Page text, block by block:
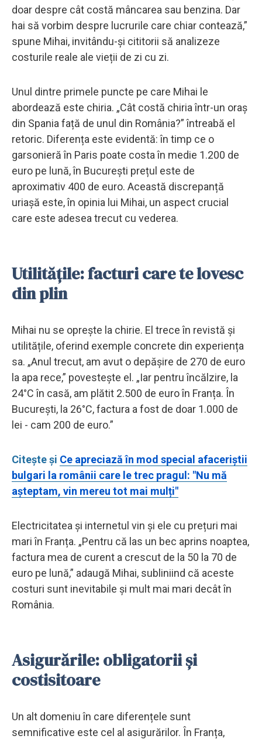
doar despre cât costă mâncarea sau benzina. Dar
hai să vorbim despre lucrurile care chiar contează,”
spune Mihai, invitându-și cititorii să analizeze
costurile reale ale vieții de zi cu zi.
Unul dintre primele puncte pe care Mihai le
abordează este chiria. „Cât costă chiria într-un oraș
din Spania față de unul din România?” întreabă el
retoric. Diferența este evidentă: în timp ce o
garsonieră în Paris poate costa în medie 1.200 de
euro pe lună, în București prețul este de
aproximativ 400 de euro. Această discrepanță
uriașă este, în opinia lui Mihai, un aspect crucial
care este adesea trecut cu vederea.
Utilitățile: facturi care te lovesc
din plin
Mihai nu se oprește la chirie. El trece în revistă și
utilitățile, oferind exemple concrete din experiența
sa. „Anul trecut, am avut o depășire de 270 de euro
la apa rece,” povestește el. „Iar pentru încălzire, la
24°C în casă, am plătit 2.500 de euro în Franța. În
București, la 26°C, factura a fost de doar 1.000 de
lei - cam 200 de euro.”
Citește și Ce apreciază în mod special afaceriștii
bulgari la românii care le trec pragul: "Nu mă
așteptam, vin mereu tot mai mulți"
Electricitatea și internetul vin și ele cu prețuri mai
mari în Franța. „Pentru că las un bec aprins noaptea,
factura mea de curent a crescut de la 50 la 70 de
euro pe lună,” adaugă Mihai, subliniind că aceste
costuri sunt inevitabile și mult mai mari decât în
România.
Asigurările: obligatorii și
costisitoare
Un alt domeniu în care diferențele sunt
semnificative este cel al asigurărilor. În Franța,